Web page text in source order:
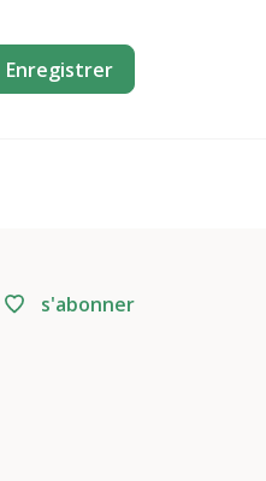
Enregistrer
s'abonner